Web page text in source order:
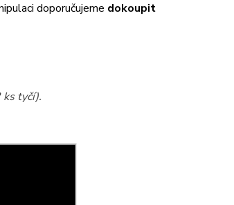
doporučujeme dokoupit
ks tyčí).